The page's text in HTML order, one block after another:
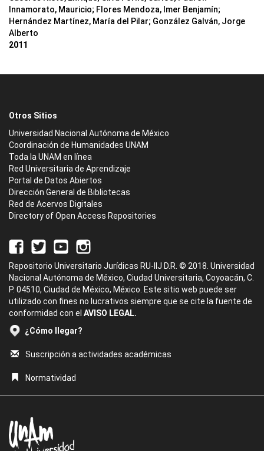
Innamorato, Mauricio; Flores Mendoza, Imer Benjamín;
Hernández Martínez, María del Pilar; González Galván, Jorge
Alberto
2011
Otros Sitios
Universidad Nacional Autónoma de México
Coordinación de Humanidades UNAM
Toda la UNAM en línea
Red Universitaria de Aprendizaje
Portal de Datos Abiertos
Dirección General de Bibliotecas
Red de Acervos Digitales
Directory of Open Access Repositories
Repositorio Universitario Jurídicas RU-IIJ D.R. © 2018. Universidad
Nacional Autónoma de México, Ciudad Universitaria, Coyoacán, C.
P. 04510, Ciudad de México, México. Este sitio web puede ser
utilizado con fines no lucrativos siempre que se cite la fuente de
conformidad con el AVISO LEGAL.
¿Cómo llegar?
Suscripción a actividades académicas
Normatividad